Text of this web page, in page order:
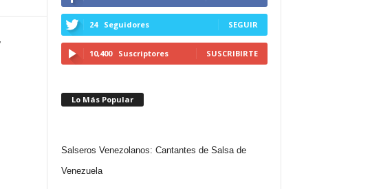
24 Seguidores SEGUIR
10,400 Suscriptores SUSCRIBIRTE
Lo Más Popular
Salseros Venezolanos: Cantantes de Salsa de
Venezuela